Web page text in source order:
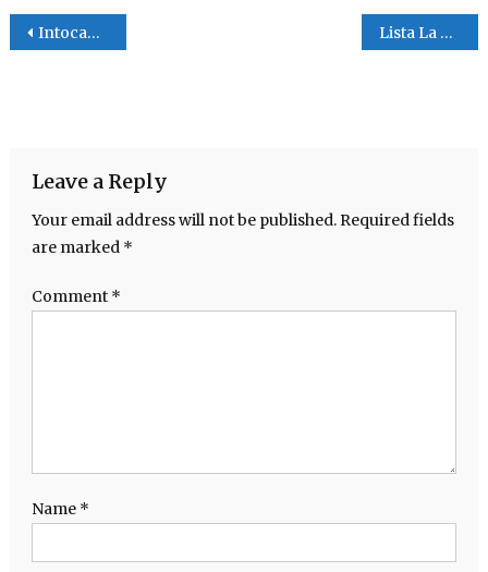
Post navigation
Intocable el equipo de La Fe , es el nuevo Campeón de La Segunda Ferza MABL Lista La Final de La MABL en Dallas Texas San Juan vs DBacks
Leave a Reply
Your email address will not be published. Required fields
are marked *
Comment *
Name *